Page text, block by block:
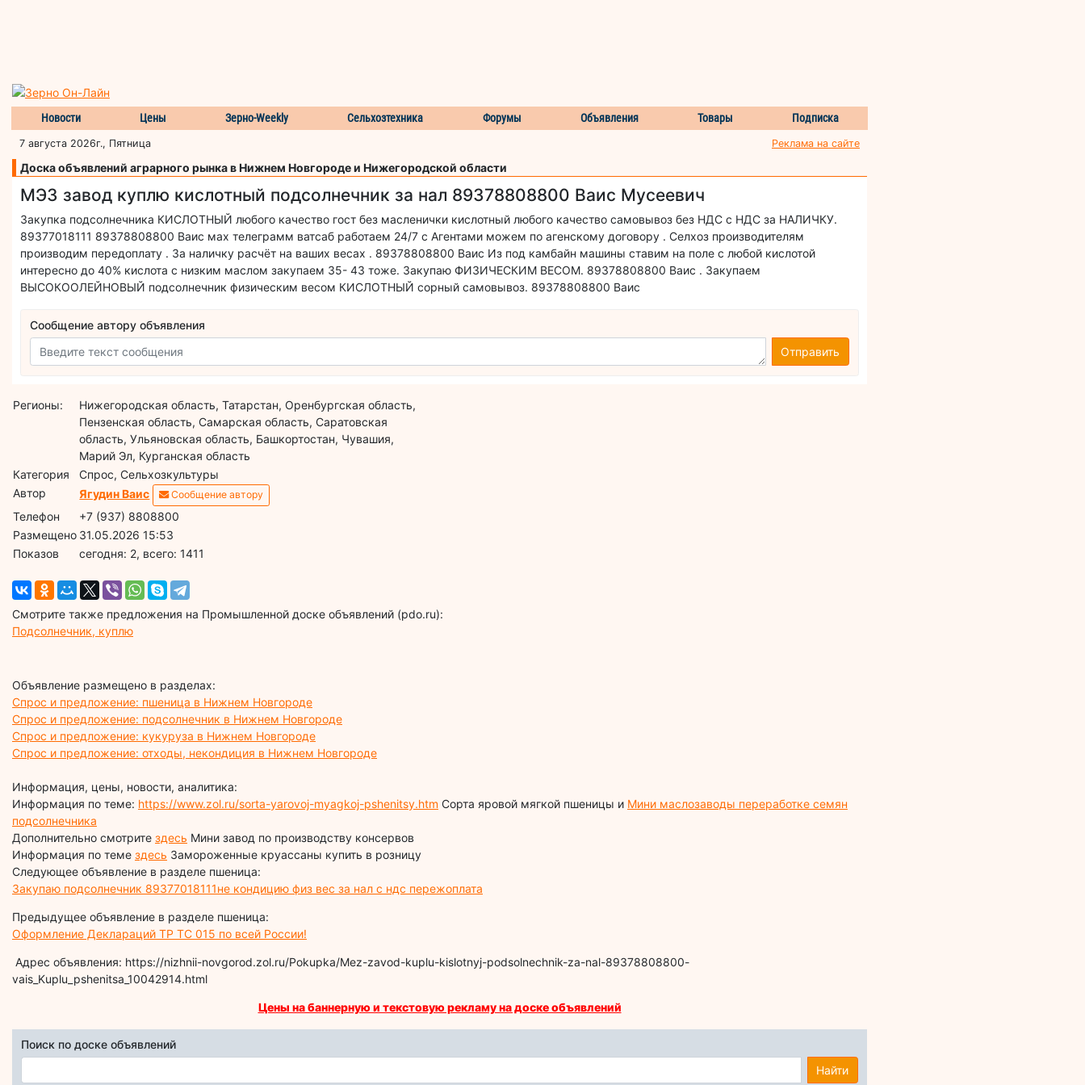
Новости Цены Зерно-Weekly Сельхозтехника Форумы Объявления Товары Подписка
7 августа 2026г., Пятница Реклама на сайте
Доска объявлений аграрного рынка в Нижнем Новгороде и Нижегородской области
МЭЗ завод куплю кислотный подсолнечник за нал 89378808800 Ваис Мусеевич
Закупка подсолнечника КИСЛОТНЫЙ любого качество гост без масленички кислотный любого качество самовывоз без НДС с НДС за НАЛИЧКУ.
89377018111 89378808800 Ваис мах телеграмм ватсаб работаем 24/7 с Агентами можем по агенскому договору . Селхоз производителям
производим передоплату . За наличку расчёт на ваших весах . 89378808800 Ваис Из под камбайн машины ставим на поле с любой кислотой
интересно до 40% кислота с низким маслом закупаем 35- 43 тоже. Закупаю ФИЗИЧЕСКИМ ВЕСОМ. 89378808800 Ваис . Закупаем
ВЫСОКООЛЕЙНОВЫЙ подсолнечник физическим весом КИСЛОТНЫЙ сорный самовывоз. 89378808800 Ваис
Сообщение автору объявления
Отправить
Регионы:
Нижегородская область, Татарстан, Оренбургская область,
Пензенская область, Самарская область, Саратовская
область, Ульяновская область, Башкортостан, Чувашия,
Марий Эл, Курганская область
Категория
Спрос, Сельхозкультуры
Автор
Ягудин Ваис Сообщение автору
Телефон
+7 (937) 8808800
Размещено 31.05.2026 15:53
Показов
cегодня: 2, всего: 1411
Смотрите также предложения на Промышленной доске объявлений (pdo.ru):
Подсолнечник, куплю
Объявление размещено в разделах:
Спрос и предложение: пшеница в Нижнем Новгороде
Спрос и предложение: подсолнечник в Нижнем Новгороде
Спрос и предложение: кукуруза в Нижнем Новгороде
Спрос и предложение: отходы, некондиция в Нижнем Новгороде
Информация, цены, новости, аналитика:
Информация по теме: https://www.zol.ru/sorta-yarovoj-myagkoj-pshenitsy.htm Сорта яровой мягкой пшеницы и Мини маслозаводы переработке семян
подсолнечника
Дополнительно смотрите здесь Мини завод по производству консервов
Информация по теме здесь Замороженные круассаны купить в розницу
Следующее объявление в разделе пшеница:
Закупаю подсолнечник 89377018111не кондицию физ вес за нал с ндс пережоплата
Предыдущее объявление в разделе пшеница:
Оформление Деклараций ТР ТС 015 по всей России!
Адрес объявления: https://nizhnii-novgorod.zol.ru/Pokupka/Mez-zavod-kuplu-kislotnyj-podsolnechnik-za-nal-89378808800-
vais_Kuplu_pshenitsa_10042914.html
Цены на баннерную и текстовую рекламу на доске объявлений
Поиск по доске объявлений
Найти